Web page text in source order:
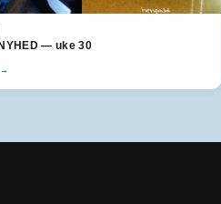
— uke 30